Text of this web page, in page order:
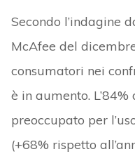
Secondo l’indagine
McAfee del
consumatori nei
è in aumento.
preoccupato per
(+68% rispetto